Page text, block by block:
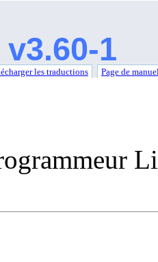
v3.60-1
les traductions Page de